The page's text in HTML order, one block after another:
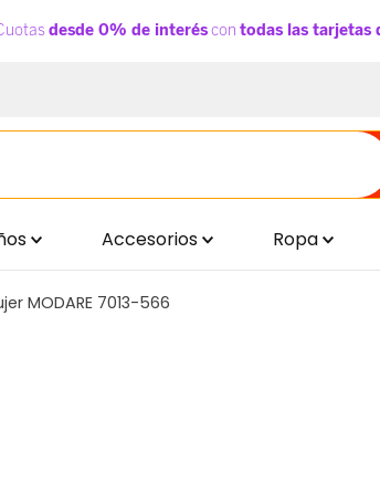
Accesorios Ropa
MODARE 7013-566